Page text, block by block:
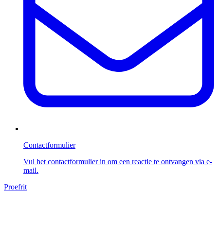
Contactformulier
Vul het contactformulier in om een reactie te ontvangen via e-
mail.
Proefrit